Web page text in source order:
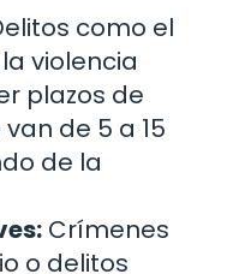
como el
violencia
plazos de
de 5 a 15
de la
Crímenes
o delitos